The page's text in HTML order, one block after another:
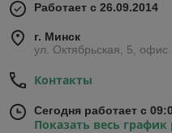
Работает с 26.09.2014
г. Минск
ул. Октябрьская, 5,
Контакты
Сегодня работает с
Показать весь график